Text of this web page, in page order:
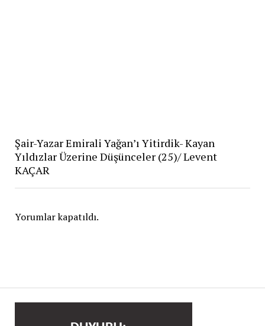
Şair-Yazar Emirali Yağan’ı Yitirdik- Kayan
Yıldızlar Üzerine Düşünceler (25)/ Levent
KAÇAR
Yorumlar kapatıldı.